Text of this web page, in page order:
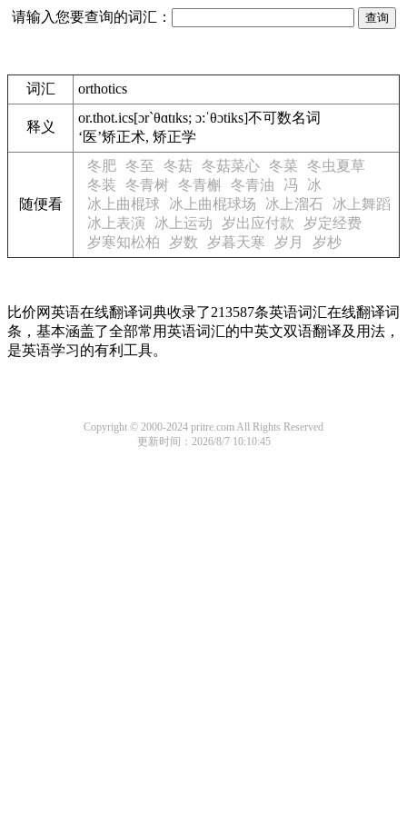
请输入您要查询的词汇：
词汇 orthotics
释义
or.thot.ics[ɔr`θɑtɪks; ɔ:ˈθɔtiks]不可数名词
‘医’矫正术, 矫正学
随便看
冬肥 冬至 冬菇 冬菇菜心 冬菜
冬虫夏草
冬装
冬青树 冬青槲 冬青油 冯
冰
冰上曲棍球
冰上曲棍球场 冰上溜石
冰上舞蹈
冰上表演
冰上运动 岁出应付款
岁定经费
岁寒知松柏
岁数 岁暮天寒 岁月 岁杪
比价网英语在线翻译词典收录了213587条英语词汇在线翻译词
条，基本涵盖了全部常用英语词汇的中英文双语翻译及用法，
是英语学习的有利工具。
Copyright © 2000-2024 pritre.com All Rights Reserved
更新时间：2026/8/7 10:10:45